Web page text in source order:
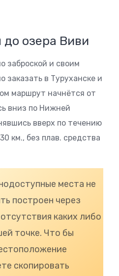
до озера Виви
заброской и своим
заказать в Туруханске и
маршрут начнётся от
вниз по Нижней
вверх по течению
км., без плав. средства
места не
построен через
каких либо
точке. Что бы
скопировать